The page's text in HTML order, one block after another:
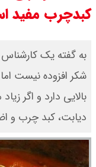
کبدچرب مفید
به گفته یک
شکر افزوده نیست
بالایی دارد و اگر
دیابت، کبد چرب و